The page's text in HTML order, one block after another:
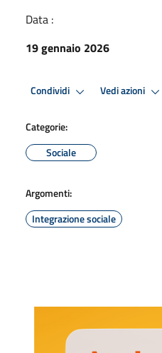
Data :
19 gennaio 2026
Condividi Vedi azioni
Categorie:
Sociale
Argomenti:
Integrazione sociale